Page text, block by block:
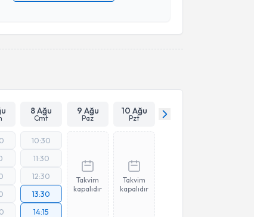
işlenmesine ilişkinAydınlatma Metni
8 Ağu
Cmt
9 Ağu
Paz
10 Ağu
Pzt
10:30
11:30
12:30
13:30
14:15
Takvim
kapalıdır
Takvim
kapalıdır